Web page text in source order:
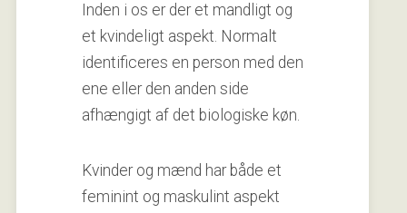
Inden i os er der et mandligt og
et kvindeligt aspekt. Normalt
identificeres en person med den
ene eller den anden side
afhængigt af det biologiske køn.
Kvinder og mænd har både et
feminint og maskulint aspekt